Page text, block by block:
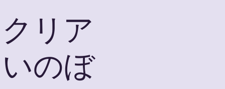
リア
のぼ